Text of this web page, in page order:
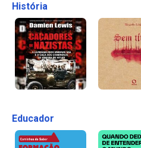
História
Educador